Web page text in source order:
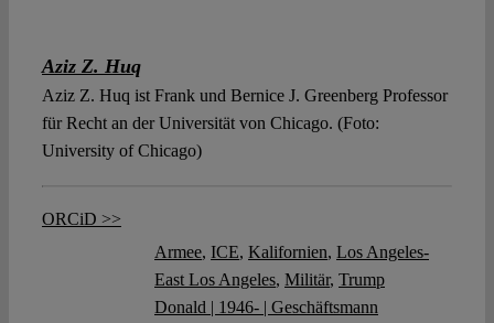
Aziz Z. Huq
Aziz Z. Huq ist Frank und Bernice J. Greenberg Professor
für Recht an der Universität von Chicago. (Foto:
University of Chicago)
ORCiD >>
Armee, ICE, Kalifornien, Los Angeles-
East Los Angeles, Militär, Trump
Donald | 1946- | Geschäftsmann